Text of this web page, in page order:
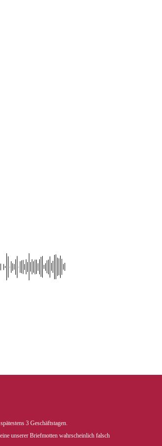
3 Geschäftstagen.
unserer Briefmotten wahrscheinlich falsch